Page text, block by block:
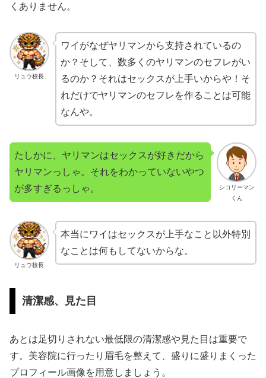
くありません。
リュウ校長
ワイがなぜヤリマンから支持されているの
か？そして、数多くのヤリマンのセフレがい
るのか？それはセックスが上手いからや！そ
れだけでヤリマンのセフレを作ることは可能
なんや。
シコリーマン
くん
たしかに、ヤリマンはセックスが好きだから
ヤリマンっしゃ。それをわかっていないやつ
が多すぎるっしゃ。
リュウ校長
本当にワイはセックスが上手なこと以外特別
なことは何もしてないからな。
清潔感、見た目
あとは足切りされない最低限の清潔感や見た目は重要で
す。美容院に行ったり眉毛を整えて、盛りに盛りまくった
プロフィール画像を用意しましょう。